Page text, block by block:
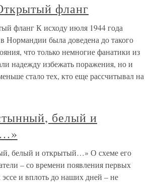
фланг
фланг К исходу июля 1944 года
Нормандии была доведена до такого
что только немногие фанатики из
надежду избежать поражения, но и
стало тех, кто еще рассчитывал на
белый и
белый и открытый…» О схеме его
– со времени появления первых
и вплоть до наших дней – не